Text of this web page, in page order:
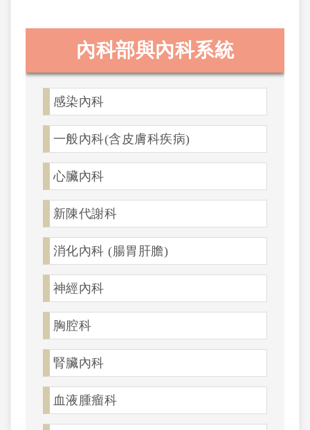
內科部與內科系統
感染內科
一般內科(含皮膚科疾病)
心臟內科
新陳代謝科
消化內科 (腸胃肝膽)
神經內科
胸腔科
腎臟內科
血液腫瘤科